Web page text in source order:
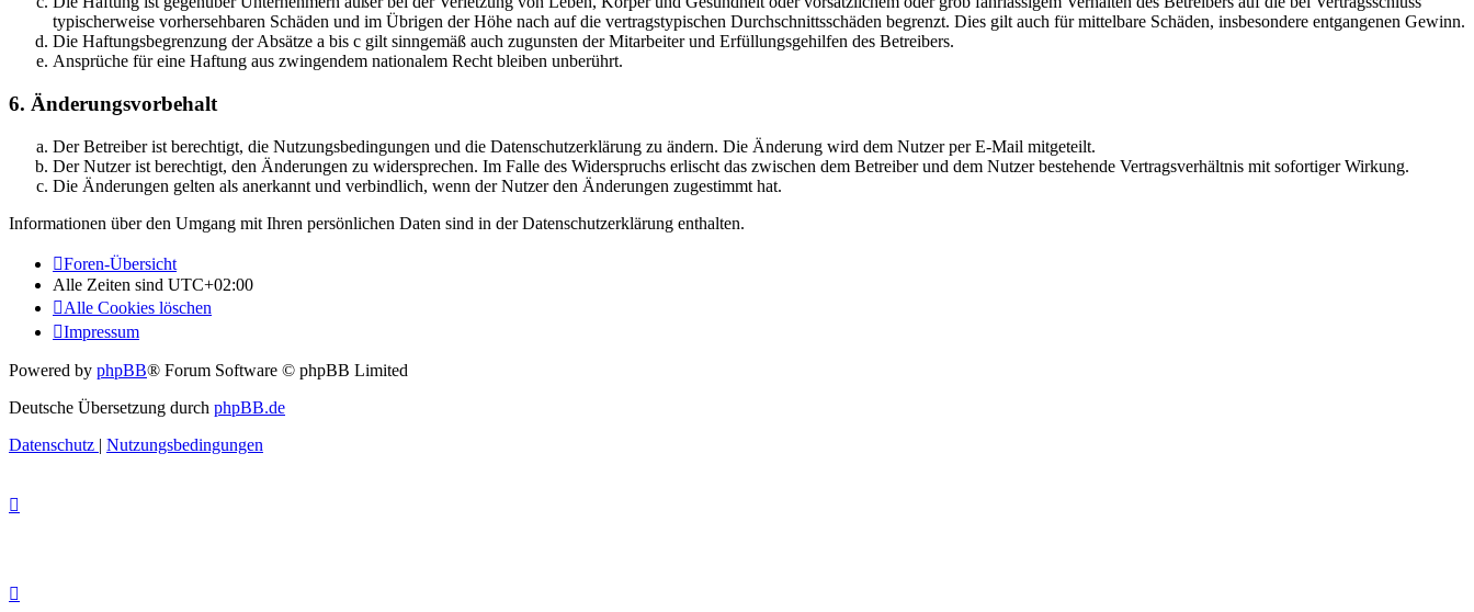
typischerweise vorhersehbaren Schäden und im Übrigen der Höhe nach auf die vertragstypischen Durchschnittsschäden begrenzt. Dies gilt auch für mittelbare Schäden, insbesondere entgangenen Gewinn.
Die Haftungsbegrenzung der Absätze a bis c gilt sinngemäß auch zugunsten der Mitarbeiter und Erfüllungsgehilfen des Betreibers.
Ansprüche für eine Haftung aus zwingendem nationalem Recht bleiben unberührt.
6. Änderungsvorbehalt
Der Betreiber ist berechtigt, die Nutzungsbedingungen und die Datenschutzerklärung zu ändern. Die Änderung wird dem Nutzer per E-Mail mitgeteilt.
Der Nutzer ist berechtigt, den Änderungen zu widersprechen. Im Falle des Widerspruchs erlischt das zwischen dem Betreiber und dem Nutzer bestehende Vertragsverhältnis mit sofortiger Wirkung.
Die Änderungen gelten als anerkannt und verbindlich, wenn der Nutzer den Änderungen zugestimmt hat.
Informationen über den Umgang mit Ihren persönlichen Daten sind in der Datenschutzerklärung enthalten.
Foren-Übersicht
Alle Zeiten sind UTC+02:00
Alle Cookies löschen
Impressum
Powered by phpBB® Forum Software © phpBB Limited
Deutsche Übersetzung durch phpBB.de
Datenschutz | Nutzungsbedingungen